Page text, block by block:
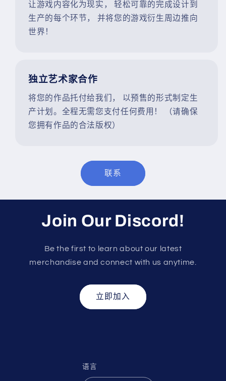
让游戏内容化为现实， 轻松可靠的完成设计到
生产的每个环节， 并将您的游戏衍生周边推向
世界！
独立艺术家合作
将您的作品托付给我们， 以预售的形式制定生
产计划。全程无需您支付任何费用！ （请确保
您拥有作品的合法版权）
联系
Join Our Discord!
Be the first to learn about our latest
merchandise and connect with us anytime.
立即加入
语言